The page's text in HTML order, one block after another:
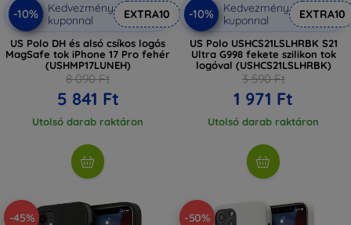
-10%
Kedvezmény
kuponnal
EXTRA10
US Polo DH és alsó csíkos logós
MagSafe tok iPhone 17 Pro fehér
(USHMP17LUNEH)
8 090 Ft
5 841 Ft
Utolsó darab raktáron
-10%
Kedvezmény
kuponnal
EXTRA10
US Polo USHCS21LSLHRBK S21
Ultra G998 fekete szilikon tok
logóval (USHCS21LSLHRBK)
3 590 Ft
1 971 Ft
Utolsó darab raktáron
-45% -50%